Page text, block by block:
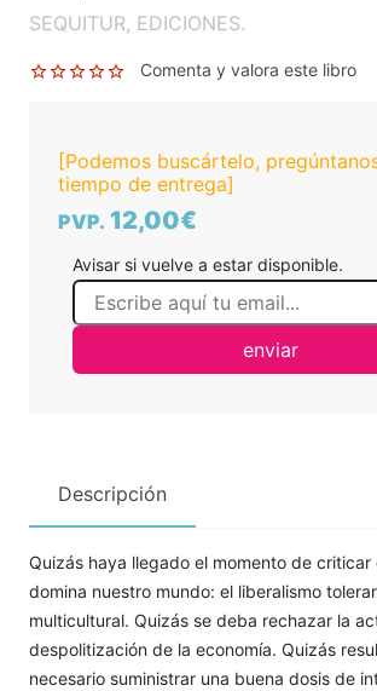
SEQUITUR, EDICIONES.
Comenta y valora este libro
[Podemos buscártelo,
tiempo de entrega]
PVP. 12,00€
Avisar si vuelve a estar disponible.
enviar
Descripción
Quizás haya llegado el momento de
domina nuestro mundo: el liberalismo
multicultural. Quizás se deba rechazar la
despolitización de la economía. Quizás
necesario suministrar una buena dosis de